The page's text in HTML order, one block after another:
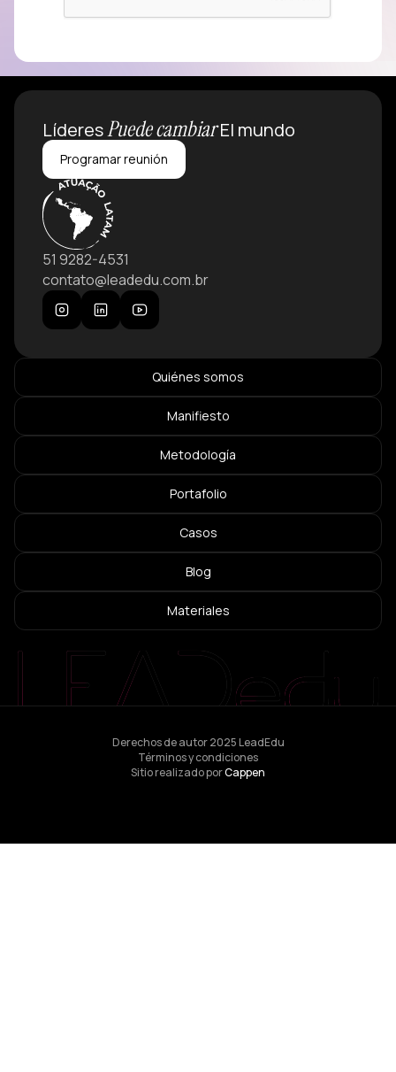
LíderesPuede cambiarEl mundo
Programar reunión
51 9282-4531
contato@leadedu.com.br
Quiénes somos
Manifiesto
Metodología
Portafolio
Casos
Blog
Materiales
Derechos de autor 2025 LeadEdu
Términos y condiciones
Sitio realizado porCappen